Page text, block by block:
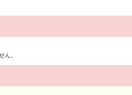
ん。